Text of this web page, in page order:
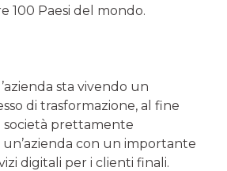
100 Paesi del mondo.
sta vivendo un
di trasformazione, al fine
società prettamente
con un importante
digitali per i clienti finali.